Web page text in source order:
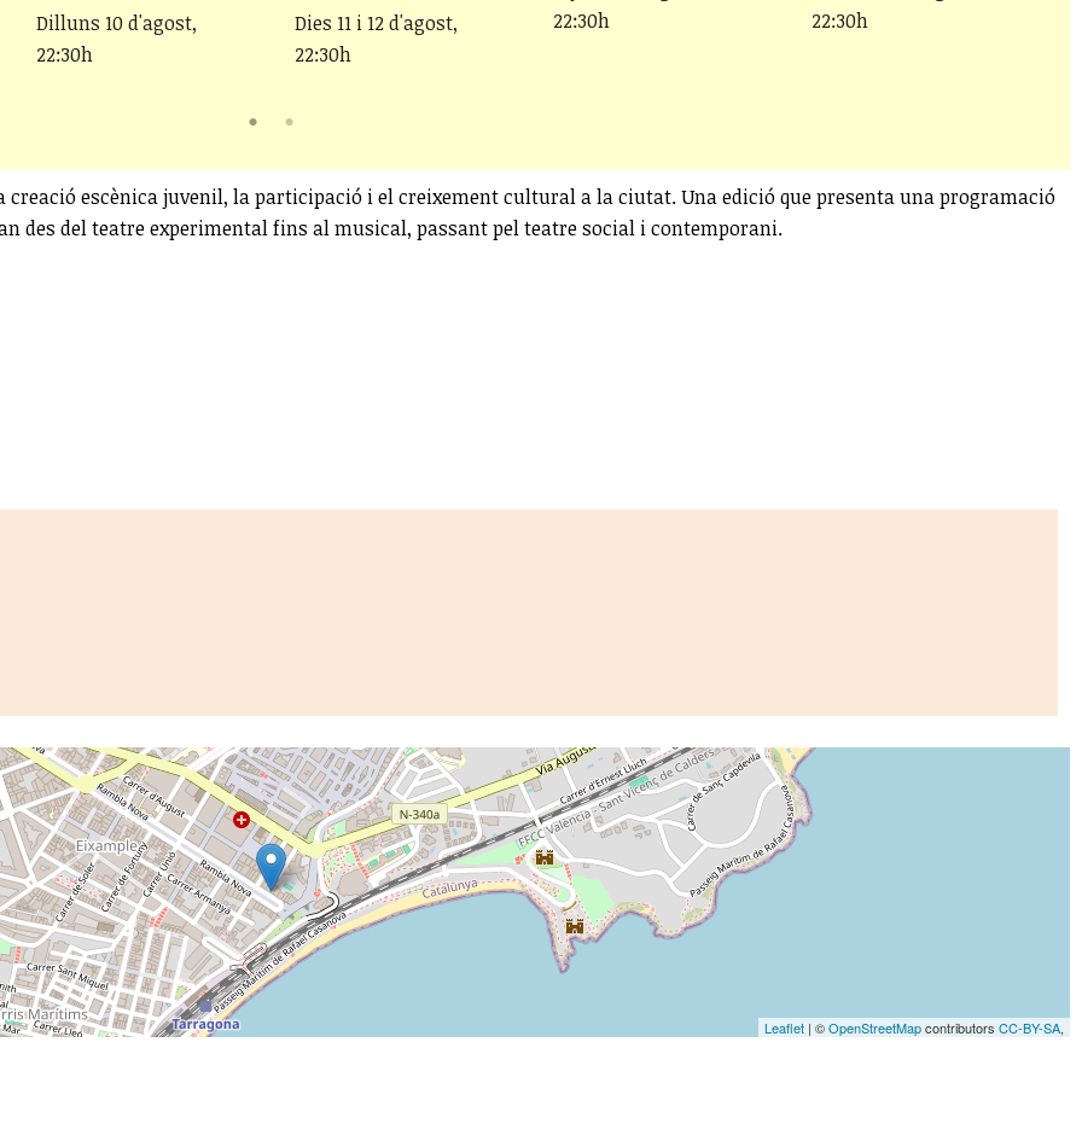
Dilluns 10 d'agost,
22:30h
Dies 11 i 12 d'agost,
22:30h
22:30h
22:30h
creació escènica juvenil, la participació i el creixement cultural a la ciutat. Una edició que presenta una programació
des del teatre experimental fins al musical, passant pel teatre social i contemporani.
Leaflet | ©OpenStreetMapcontributors CC-BY-SA,